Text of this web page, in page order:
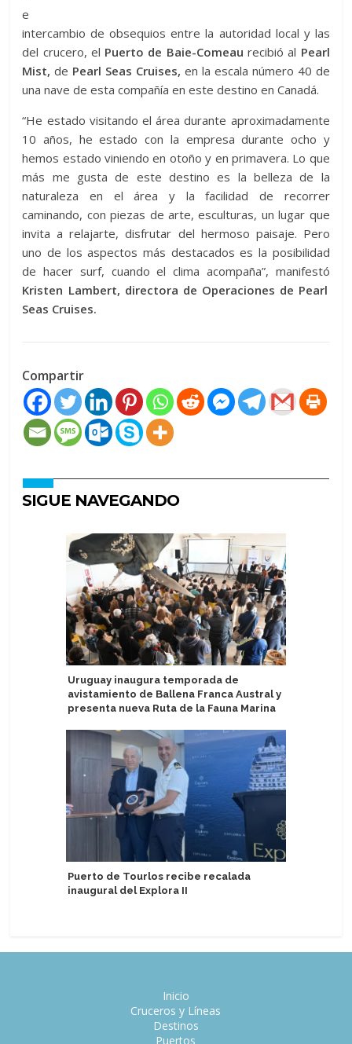
e
intercambio de obsequios entre la autoridad local y las
del crucero, el Puerto de Baie-Comeau recibió al Pearl
Mist, de Pearl Seas Cruises, en la escala número 40 de
una nave de esta compañía en este destino en Canadá.
“He estado visitando el área durante aproximadamente
10 años, he estado con la empresa durante ocho y
hemos estado viniendo en otoño y en primavera. Lo que
más me gusta de este destino es la belleza de la
naturaleza en el área y la facilidad de recorrer
caminando, con piezas de arte, esculturas, un lugar que
invita a relajarte, disfrutar del hermoso paisaje. Pero
uno de los aspectos más destacados es la posibilidad
de hacer surf, cuando el clima acompaña”, manifestó
Kristen Lambert, directora de Operaciones de Pearl
Seas Cruises.
Compartir
SIGUE NAVEGANDO
Uruguay inaugura temporada de
avistamiento de Ballena Franca Austral y
presenta nueva Ruta de la Fauna Marina
Puerto de Tourlos recibe recalada
inaugural del Explora II
Inicio
Cruceros y Líneas
Destinos
Puertos